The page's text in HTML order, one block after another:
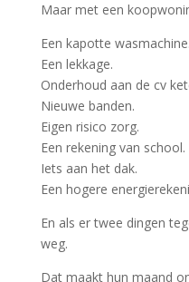
Maar met een
Een kapotte wasmachine.
Een lekkage.
Onderhoud aan de cv
Nieuwe banden.
Eigen risico zorg.
Een rekening van school.
Iets aan het dak.
Een hogere
En als er twee dingen
weg.
Dat maakt hun maand